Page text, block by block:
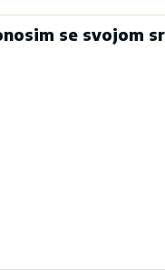
se svojom